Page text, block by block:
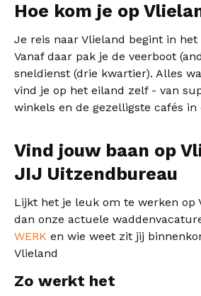
Hoe kom je op
Je reis naar Vlieland begint in het
Vanaf daar pak je de veerboot
sneldienst (drie kwartier). Alles
vind je op het eiland zelf - van
winkels en de gezelligste cafés in
Vind jouw baan op
JIJ Uitzendbureau
Lijkt het je leuk om te werken op
dan onze actuele
WERK en wie weet zit jij
Vlieland
Zo werkt het